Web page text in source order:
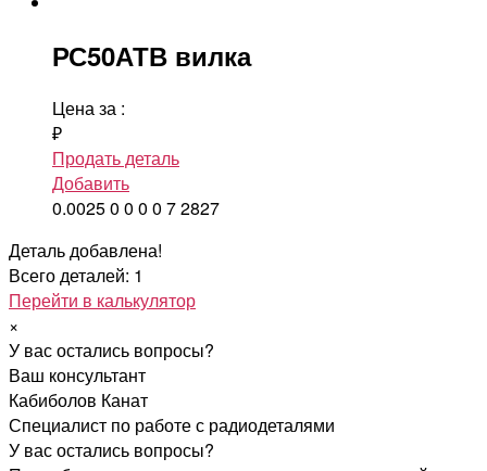
РС50АТВ вилка
Цена за :
₽
Продать деталь
Добавить
0.00250 0 0 0 72827
Деталь добавлена!
Всего деталей: 1
Перейти в калькулятор
×
У вас остались вопросы?
Ваш консультант
Кабиболов Канат
Специалист по работе с радиодеталями
У вас остались вопросы?